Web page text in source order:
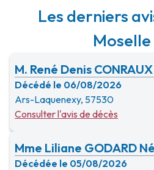
Les derniers
Moselle
M. René Denis CONRAUX
Décédé le 06/08/2026
Ars-Laquenexy, 57530
Consulter l'avis de décès
Mme Liliane GODARD
Décédée le 05/08/2026